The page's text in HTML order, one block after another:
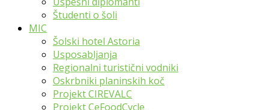
Študenti o šoli
MIC
Šolski hotel Astoria
Usposabljanja
Regionalni turistični vodniki
Oskrbniki planinskih koč
Projekt CIREVALC
Projekt CeFoodCycle